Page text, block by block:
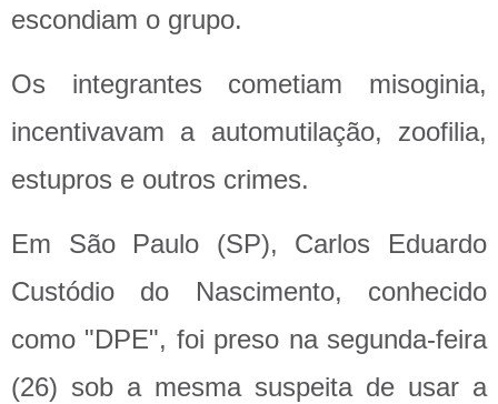
escondiam o grupo.
Os integrantes cometiam misoginia,
incentivavam a automutilação, zoofilia,
estupros e outros crimes.
Em São Paulo (SP), Carlos Eduardo
Custódio do Nascimento, conhecido
como "DPE", foi preso na segunda-feira
(26) sob a mesma suspeita de usar a